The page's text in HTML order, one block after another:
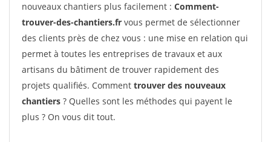
nouveaux chantiers plus facilement : Comment-
trouver-des-chantiers.fr vous permet de sélectionner
des clients près de chez vous : une mise en relation qui
permet à toutes les entreprises de travaux et aux
artisans du bâtiment de trouver rapidement des
projets qualifiés. Comment trouver des nouveaux
chantiers ? Quelles sont les méthodes qui payent le
plus ? On vous dit tout.